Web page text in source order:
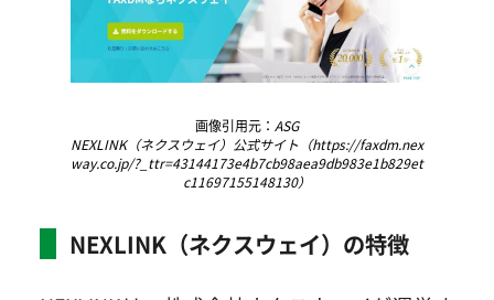
画像引用元： ASG
NEXLINK（ネクスウェイ）公式サイト（https://faxdm.nex
way.co.jp/?_ttr=43144173e4b7cb98aea9db983e1b829et
c11697155148130）
NEXLINK（ネクスウェイ）の特徴